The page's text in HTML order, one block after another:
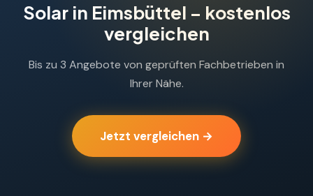
Solar in Eimsbüttel – kostenlos
vergleichen
Bis zu 3 Angebote von geprüften Fachbetrieben in
Ihrer Nähe.
Jetzt vergleichen →